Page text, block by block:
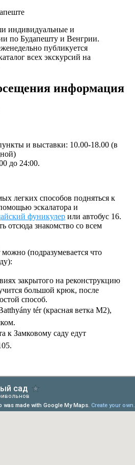
индивидуальные и
по Будапешту и Венгрии.
публикуется
всех экскурсий на
информация
и выставки: 10.00-18.00 (в
до 24:00.
легких способов подняться к
эскалатора и
фуникулер или автобус 16.
отсюда знакомство со всем
(подразумевается что
закрытого на реконструкцию
большой крюк, после
способ.
tér (красная ветка М2),
к Замковому саду едут